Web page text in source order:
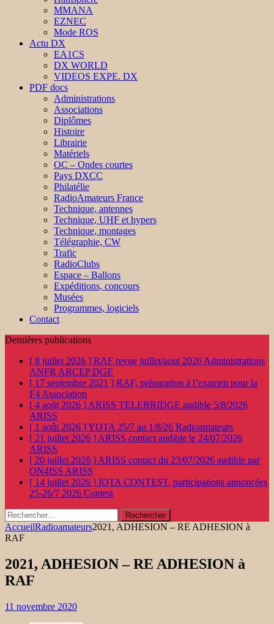
MMANA
EZNEC
Mode ROS
Actu DX
EA1CS
DX WORLD
VIDEOS EXPE. DX
PDF docs
Administrations
Associations
Diplômes
Histoire
Librairie
Matériels
OC – Ondes courtes
Pays DXCC
Philatélie
RadioAmateurs France
Technique, antennes
Technique, UHF et hypers
Technique, montages
Télégraphie, CW
Trafic
RadioClubs
Espace – Ballons
Expéditions, concours
Musées
Programmes, logiciels
Contact
Dernières publications
[ 8 juillet 2026 ] RAF revue juillet/aout 2026 Administrations
ANFR ARCEP DGE
[ 17 septembre 2021 ] RAF, préparation à l’examen pour la
F4 Association
[ 4 août 2026 ] ARISS TELEBRIDGE audible 5/8/2026
ARISS
[ 1 août 2026 ]YOTA 25/7 au 1/8/26 Radioamateurs
[ 21 juillet 2026 ] ARISS contact audible le 24/07/2026
ARISS
[ 20 juillet 2026 ] ARISS contact du 23/07/2026 audible par
ON4ISS ARISS
[ 14 juillet 2026 ] IOTA CONTEST, participations annoncées
25-26/7 2026 Contest
Rechercher :
AccueilRadioamateurs2021, ADHESION – RE ADHESION à
RAF
2021, ADHESION – RE ADHESION à
RAF
11 novembre 2020